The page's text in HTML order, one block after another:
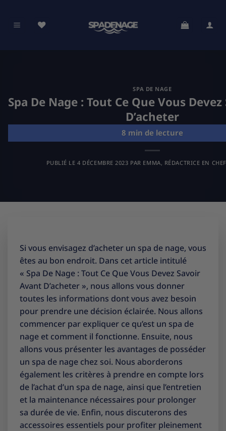
contenu
SPA DE NAGE
Spa De Nage : Tout Ce Que Vous
D’acheter
PUBLIÉ LE4 DÉCEMBRE 2023 PAR EMMA, RÉDACTRICE EN
Si vous envisagez d’acheter un spa de nage, vous
êtes au bon endroit. Dans cet article intitulé
« Spa De Nage : Tout Ce Que Vous Devez Savoir
Avant D’acheter », nous allons vous donner
toutes les informations dont vous avez besoin
pour prendre une décision éclairée. Nous allons
commencer par expliquer ce qu’est un spa de
nage et comment il fonctionne. Ensuite, nous
allons vous présenter les avantages de posséder
un spa de nage chez soi. Nous aborderons
également les critères à prendre en compte lors
de l’achat d’un spa de nage, ainsi que l’entretien
et la maintenance nécessaires pour prolonger
sa durée de vie. Enfin, nous discuterons des
accessoires essentiels pour profiter pleinement